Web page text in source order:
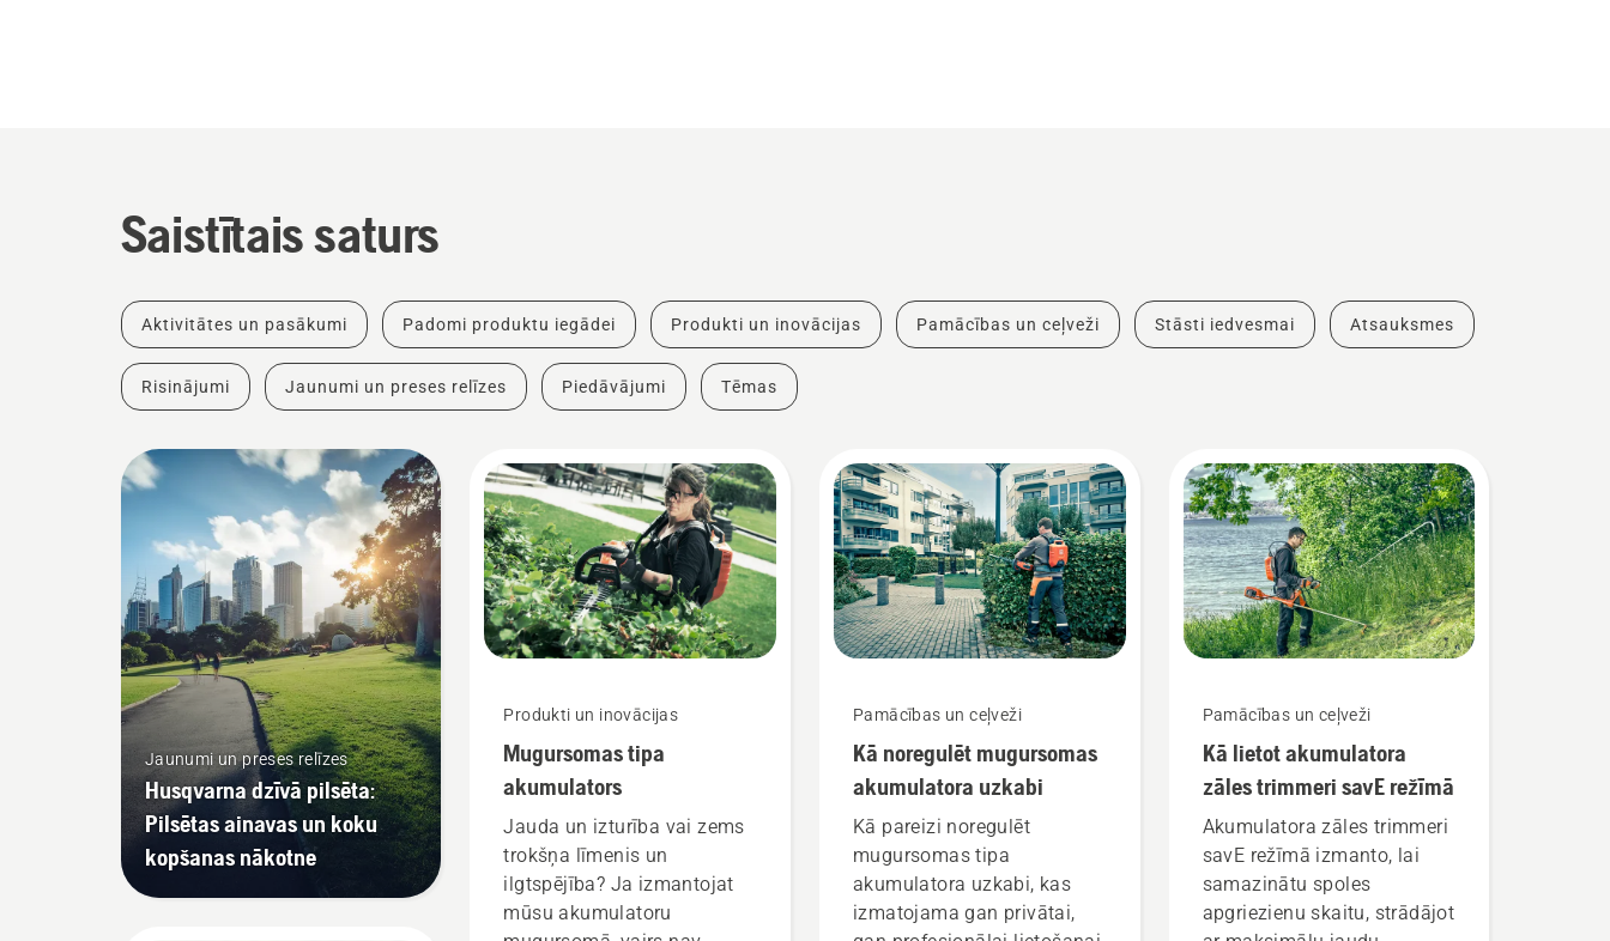
Saistītais saturs
Aktivitātes un pasākumi Padomi produktu iegādei Produkti un inovācijas Pamācības un ceļveži Stāsti iedvesmai Atsauksmes
Risinājumi Jaunumi un preses relīzes Piedāvājumi Tēmas
Jaunumi un preses relīzes
Husqvarna dzīvā pilsēta:
Pilsētas ainavas un koku
kopšanas nākotne
Produkti un inovācijas
Mugursomas tipa
akumulators
Jauda un izturība vai zems
trokšņa līmenis un
ilgtspējība? Ja izmantojat
mūsu akumulatoru
Pamācības un ceļveži
Kā noregulēt mugursomas
akumulatora uzkabi
Kā pareizi noregulēt
mugursomas tipa
akumulatora uzkabi, kas
izmatojama gan privātai,
Pamācības un ceļveži
Kā lietot akumulatora
zāles trimmeri savE režīmā
Akumulatora zāles trimmeri
savE režīmā izmanto, lai
samazinātu spoles
apgriezienu skaitu, strādājot